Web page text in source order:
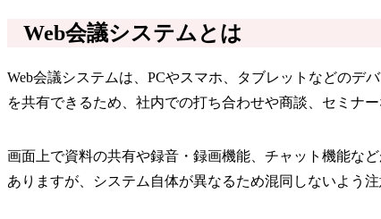
Web会議システムとは
Web会議システムは、PCやスマホ、タブレットなどのデ
を共有できるため、社内での打ち合わせや商談、セミナ
画面上で資料の共有や録音・録画機能、チャット機能な
ありますが、システム自体が異なるため混同しないよう注